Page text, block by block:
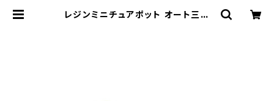
レジンミニチュアポット オート三輪